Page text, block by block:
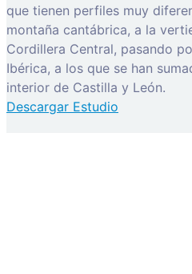
que tienen perfiles muy
montaña cantábrica, a la
Cordillera Central, pasando
Ibérica, a los que se han
interior de Castilla y León.
Descargar Estudio